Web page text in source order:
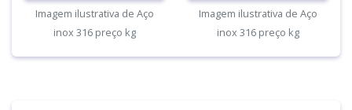
Imagem ilustrativa de Aço
inox 316 preço kg
Imagem ilustrativa de Aço
inox 316 preço kg